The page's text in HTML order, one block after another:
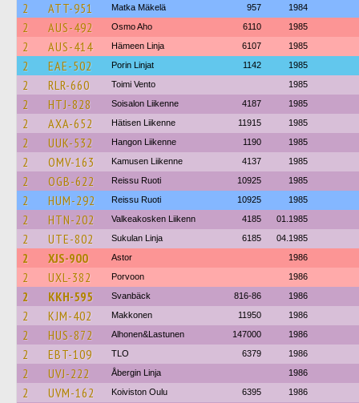
2 ATT-951 Matka Mäkelä 957 1984
2 AUS-492 Osmo Aho 6110 1985
2 AUS-414 Hämeen Linja 6107 1985
2 EAE-502 Porin Linjat 1142 1985
2 RLR-660 Toimi Vento 1985
2 HTJ-828 Soisalon Liikenne 4187 1985
2 AXA-652 Hätisen Liikenne 11915 1985
2 UUK-532 Hangon Liikenne 1190 1985
2 OMV-163 Kamusen Liikenne 4137 1985
2 OGB-622 Reissu Ruoti 10925 1985
2 HUM-292 Reissu Ruoti 10925 1985
2 HTN-202 Valkeakosken Liikenn 4185 01.1985
2 UTE-802 Sukulan Linja 6185 04.1985
2 XJS-900 Astor 1986
2 UXL-382 Porvoon 1986
2 KKH-595 Svanbäck 816-86 1986
2 KJM-402 Makkonen 11950 1986
2 HUS-872 Alhonen&Lastunen 147000 1986
2 EBT-109 TLO 6379 1986
2 UVJ-222 Åbergin Linja 1986
2 UVM-162 Koiviston Oulu 6395 1986